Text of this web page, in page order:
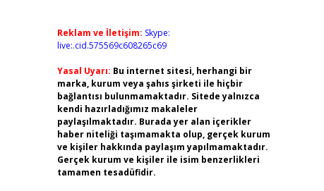
Reklam ve İletişim: Skype:
live:.cid.575569c608265c69
Yasal Uyarı: Bu internet sitesi, herhangi bir
marka, kurum veya şahıs şirketi ile hiçbir
bağlantısı bulunmamaktadır. Sitede yalnızca
kendi hazırladığımız makaleler
paylaşılmaktadır. Burada yer alan içerikler
haber niteliği taşımamakta olup, gerçek kurum
ve kişiler hakkında paylaşım yapılmamaktadır.
Gerçek kurum ve kişiler ile isim benzerlikleri
tamamen tesadüfidir.